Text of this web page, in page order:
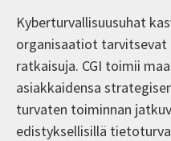
Kyberturvallisuusuhat
organisaatiot tarvitsevat
ratkaisuja. CGI toimii
asiakkaidensa
turvaten toiminnan
edistyksellisillä